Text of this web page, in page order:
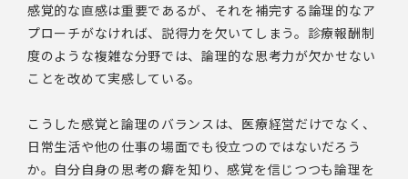
感覚的な直感は重要であるが、それを補完する論理的なア
プローチがなければ、説得力を欠いてしまう。診療報酬制
度のような複雑な分野では、論理的な思考力が欠かせない
ことを改めて実感している。
こうした感覚と論理のバランスは、医療経営だけでなく、
日常生活や他の仕事の場面でも役立つのではないだろう
か。自分自身の思考の癖を知り、感覚を信じつつも論理を